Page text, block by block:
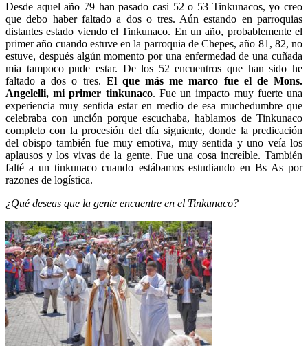
Desde aquel año 79 han pasado casi 52 o 53 Tinkunacos, yo creo
que debo haber faltado a dos o tres. Aún estando en parroquias
distantes estado viendo el Tinkunaco. En un año, probablemente el
primer año cuando estuve en la parroquia de Chepes, año 81, 82, no
estuve, después algún momento por una enfermedad de una cuñada
mia tampoco pude estar. De los 52 encuentros que han sido he
faltado a dos o tres. El que más me marco fue el de Mons.
Angelelli, mi primer tinkunaco. Fue un impacto muy fuerte una
experiencia muy sentida estar en medio de esa muchedumbre que
celebraba con unción porque escuchaba, hablamos de Tinkunaco
completo con la procesión del día siguiente, donde la predicación
del obispo también fue muy emotiva, muy sentida y uno veía los
aplausos y los vivas de la gente. Fue una cosa increíble. También
falté a un tinkunaco cuando estábamos estudiando en Bs As por
razones de logística.
¿Qué deseas que la gente encuentre en el Tinkunaco?